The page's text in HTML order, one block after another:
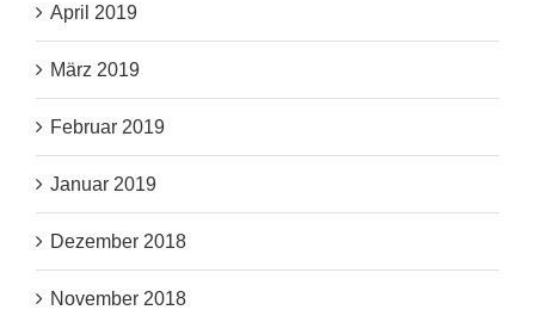
April 2019
März 2019
Februar 2019
Januar 2019
Dezember 2018
November 2018